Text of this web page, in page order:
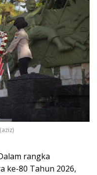
rangka
ke-80 Tahun 2026,